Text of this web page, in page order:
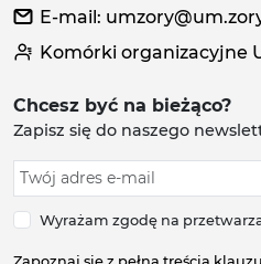
E-mail:
Komórki organizacyjne
Chcesz być na bieżąco?
Zapisz się do naszego
Wyrażam zgodę na